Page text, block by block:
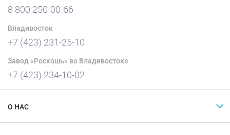
8 800 250-00-66
Владивосток
+7 (423) 231-25-10
Завод «Роскошь» во Владивостоке
+7 (423) 234-10-02
О НАС